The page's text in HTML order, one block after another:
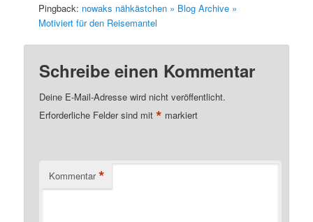
Pingback: nowaks nähkästchen » Blog Archive »
Motiviert für den Reisemantel
Schreibe einen Kommentar
Deine E-Mail-Adresse wird nicht veröffentlicht.
Erforderliche Felder sind mit* markiert
Kommentar *